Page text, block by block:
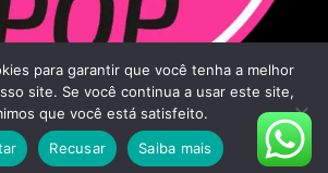
- 2026 Todos os direitos reservados.
para garantir que você tenha a melhor
site. Se você continua a usar este site,
que você está satisfeito.
Recusar Saiba mais